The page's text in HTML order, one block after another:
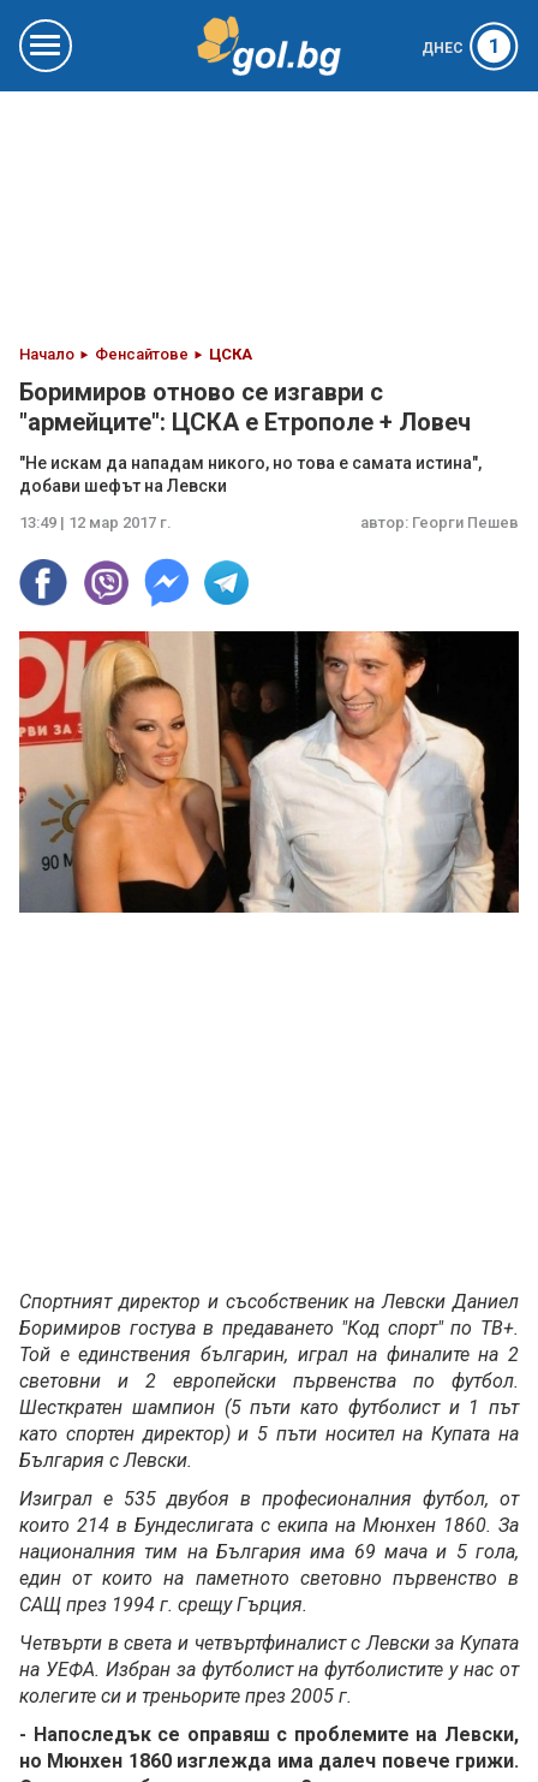
ДНЕС 1
Начало Фенсайтове ЦСКА
Боримиров отново се изгаври с
"армейците": ЦСКА е Етрополе + Ловеч
"Не искам да нападам никого, но това е самата истина",
добави шефът на Левски
13:49 | 12 мар 2017 г. автор: Георги Пешев
Спортният директор и съсобственик на Левски Даниел
Боримиров гостува в предаването "Код спорт" по ТВ+.
Той е единствения българин, играл на финалите на 2
световни и 2 европейски първенства по футбол.
Шесткратен шампион (5 пъти като футболист и 1 път
като спортен директор) и 5 пъти носител на Купата на
България с Левски.
Изиграл е 535 двубоя в професионалния футбол, от
които 214 в Бундеслигата с екипа на Мюнхен 1860. За
националния тим на България има 69 мача и 5 гола,
един от които на паметното световно първенство в
САЩ през 1994 г. срещу Гърция.
Четвърти в света и четвъртфиналист с Левски за Купата
на УЕФА. Избран за футболист на футболистите у нас от
колегите си и треньорите през 2005 г.
- Напоследък се оправяш с проблемите на Левски,
но Мюнхен 1860 изглежда има далеч повече грижи.